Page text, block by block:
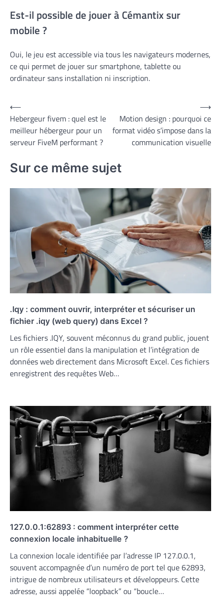
Est-il possible de jouer à Cémantix sur
mobile ?
Oui, le jeu est accessible via tous les navigateurs modernes,
ce qui permet de jouer sur smartphone, tablette ou
ordinateur sans installation ni inscription.
Navigation
de
l’article
⟵
Hebergeur fivem : quel est le
meilleur hébergeur pour un
serveur FiveM performant ?
Motion design : pourquoi ce
format vidéo s’impose dans la
communication visuelle
⟶
Sur ce même sujet
.Iqy : comment ouvrir, interpréter et sécuriser un
fichier .iqy (web query) dans Excel ?
Les fichiers .IQY, souvent méconnus du grand public, jouent
un rôle essentiel dans la manipulation et l’intégration de
données web directement dans Microsoft Excel. Ces fichiers
enregistrent des requêtes Web…
127.0.0.1:62893 : comment interpréter cette
connexion locale inhabituelle ?
La connexion locale identifiée par l’adresse IP 127.0.0.1,
souvent accompagnée d’un numéro de port tel que 62893,
intrigue de nombreux utilisateurs et développeurs. Cette
adresse, aussi appelée “loopback” ou “boucle…